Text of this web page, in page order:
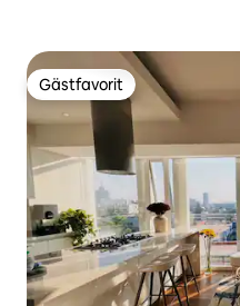
Gästfavorit
Gästfavorit